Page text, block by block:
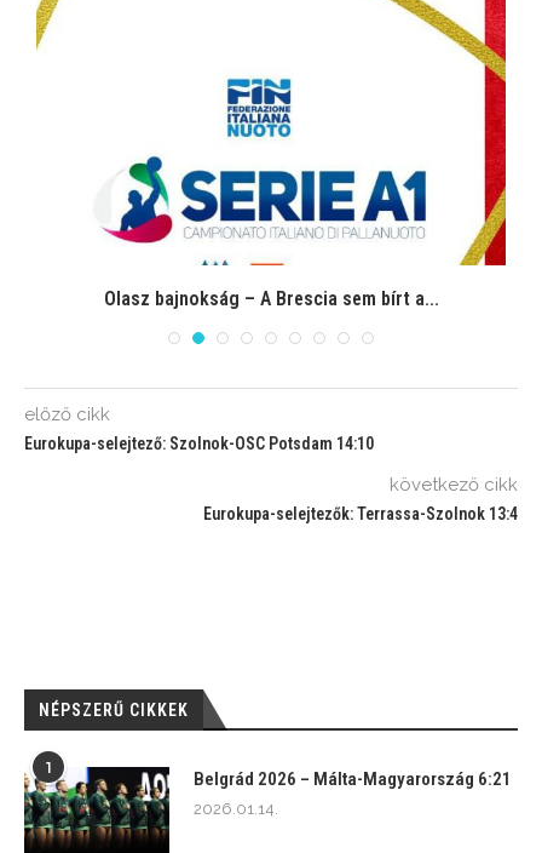
Olasz bajnokság – A Brescia sem bírt a...
előző cikk
Eurokupa-selejtező: Szolnok-OSC Potsdam 14:10
következő cikk
Eurokupa-selejtezők: Terrassa-Szolnok 13:4
NÉPSZERŰ CIKKEK
1
Belgrád 2026 – Málta-Magyarország 6:21
2026.01.14.